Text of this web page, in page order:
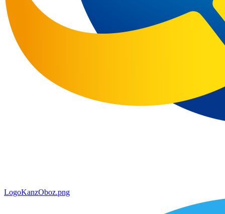
LogoKanzOboz.png